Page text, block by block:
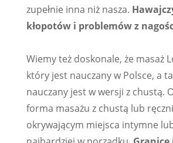
zupełnie inna niż nasza.
kłopotów i problemów z
Wiemy też doskonale, że masaż
który jest nauczany w Polsce, a
nauczany jest w wersji z chustą.
forma masażu z chustą lub
okrywającym miejsca intymne